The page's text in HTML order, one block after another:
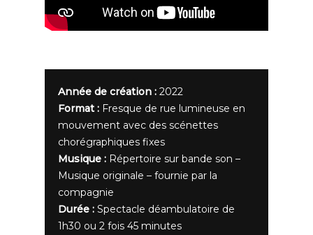
Année de création : 2022
Format : Fresque de rue lumineuse en
mouvement avec des scénettes
chorégraphiques fixes
Musique : Répertoire sur bande son –
Musique originale – fournie par la
compagnie
Durée : Spectacle déambulatoire de
1h30 ou 2 fois 45 minutes